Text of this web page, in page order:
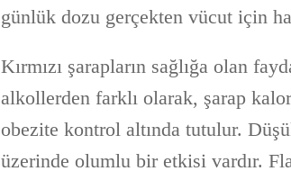
günlük dozu gerçekten vücut için
Kırmızı şarapların sağlığa olan
alkollerden farklı olarak, şarap
obezite kontrol altında tutulur.
üzerinde olumlu bir etkisi vardır.